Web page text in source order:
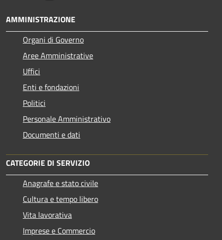
AMMINISTRAZIONE
Organi di Governo
Aree Amministrative
Uffici
Enti e fondazioni
Politici
Personale Amministrativo
Documenti e dati
CATEGORIE DI SERVIZIO
Anagrafe e stato civile
Cultura e tempo libero
Vita lavorativa
Imprese e Commercio